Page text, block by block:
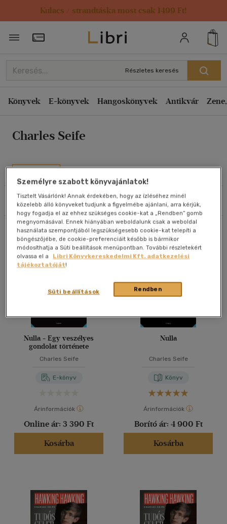
Kulacs / strandtáska most csak 1499 Ft!
Törzsvásárlói Kártya adatai
Részletes keresés
Könyvek E-könyvek Hangoskönyvek Antikvár
Charles Seife
Szűrés Rendezés
Rendezés
Kiadás éve szerint csökkenő
Ár szerint csökkenő
Eladott darabszám szerint csökkenő
Cím szerint A-Z
Szerző szerint A-Z
Megjelenítés
20 db / oldal
40 db / oldal
Alkalmaz
Összesen4db
Nulla - Egy veszélyes
gondolat története
Charles Seife
E-könyv
Árinformációk
Online ár: 3 390 Ft
Kosárba
Nulla
Charles Seife
Könyv
Árinformációk
Borító ár: 4 900 Ft
Kosárba
Személyre szabott könyvajánlatok!
Tisztelt Vásárlónk! Annak érdekében, hogy az ízléséhez minél
közelebb álló könyveket tudjunk a figyelmébe ajánlani, arra kérjük,
hogy fogadja el az ehhez szükséges cookie-kat a „Rendben” gomb
megnyomásával. Ennek hiányában weboldalunk csak a weboldal
használata szempontjából legszükségesebb cookie-kat telepíti a
böngészőjébe, de cookie-preferenciáit később is bármikor
módosíthatja a Süti beállítások menüpontban. További részletekért
olvassa el a
Libri Könyvkereskedelmi Kft. adatkezelési
tájékoztatóját!
Rendben
Süti beállítások